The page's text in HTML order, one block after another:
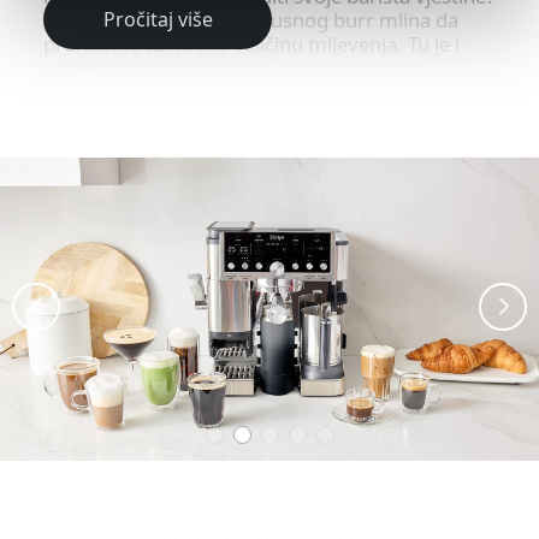
Istražite 25 postavki konusnog burr mlina da
pronađete savršenu veličinu mljevenja. Tu je i
Jednostavno pritisnite polugu i aparat obavi
težak dio posla za vas.
Više volite jednostavniji pristup? Barista Assist će
vas voditi s ekspertim preporukama zasnovanim
na vašem ukusu. Mlin čak prepoznaje koju
košaricu koristite i automatski prilagođava
postavke, tako da vi ne morate. Rezultat je –
savršeno izbalansirana kafa.
Automatizovani Dual Froth sistem
Prepustite pjenjenje mleka stručnjacima. Uživajte
u savršeno teksturiranoj i dugotrajnoj pjeni od
Pročitaj više